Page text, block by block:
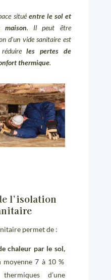
situéentre le sol et
. Il peut être
d'un vide sanitaire est
réduireles pertes de
thermique.
l’isolation
permet de :
chaleur par le sol,
moyenne 7 à 10 %
d’une